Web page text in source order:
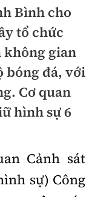
Bình cho
tổ chức
không gian
bóng đá, với
Cơ quan
hình sự 6
Cảnh sát
sự) Công